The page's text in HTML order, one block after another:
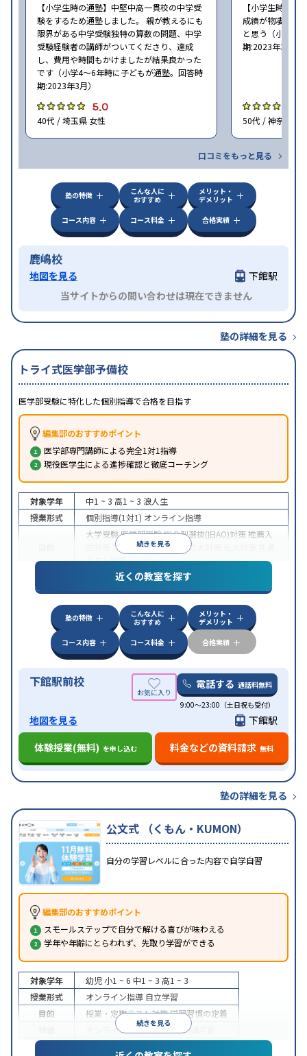
【小学生時の通塾】中堅中高一貫校の中学受
験をするため通塾しました。 親が教えるにも
限界がある中学受験独特の算数の問題、中学
受験経験者の講師がついてくださり、達成
し、費用や時間もかけましたが結果良かった
です（小学4〜6年時に子どもが通塾。回答時
期:2023年3月）
5.0
40代 / 埼玉県 女性
【小学生時の通
成績が物凄く悪
と思う（小学6
期:2023年3月）
50代 / 神奈川県
口コミをもっと見る
塾の特徴
こんな人に
おすすめ
メリット・
デメリット
コース内容
コース料金 合格実績
鹿嶋校
地図を見る
下館駅
当サイトからの問い合わせは現在できません
塾の詳細を見る
トライ式医学部予備校
医学部受験に特化した個別指導で合格を目指す
編集部のおすすめポイント
医学部専門講師による完全1対1指導
現役医学生による進捗確認と徹底コーチング
続きを見る
対象学年 中1 ~ 3 高1 ~ 3 浪人生
授業形式
個別指導(1対1) オンライン指導
大学受験医学部受験総合型選抜(旧AO)対策推薦入
学校別特化対策 国公立大対策
テスト対策
特徴
中高一貫校生に対応授業の振替可能
オンライン対応1科目から受講可能季節講習の
みの受講可
自習室あり
近くの教室を探す
塾の特徴
こんな人に
おすすめ
メリット・
デメリット
コース内容
コース料金 合格実績
下館駅前校 電話する 通話料無料
9:00～23:00（土日祝も受付）
地図を見る
下館駅
体験授業(無料) を申し込む 料金などの資料請求 無料
塾の詳細を見る
公文式 （くもん・KUMON）
自分の学習レベルに合った内容で自学自習
編集部のおすすめポイント
スモールステップで自分で解ける喜びが味わえる
学年や年齢にとらわれず、先取り学習ができる
続きを見る
対象学年 幼児 小1 ~ 6 中1 ~ 3 高1 ~ 3
授業形式
オンライン指導 自立学習
目的
授業・定期テスト対策学習習慣の定着
オンライン対応1科目から受講可能